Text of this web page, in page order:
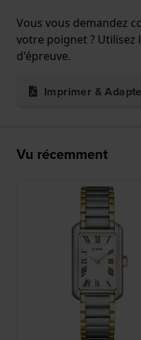
Vous vous demandez
votre poignet ?
d'épreuve.
Imprimer &
Vu récemment